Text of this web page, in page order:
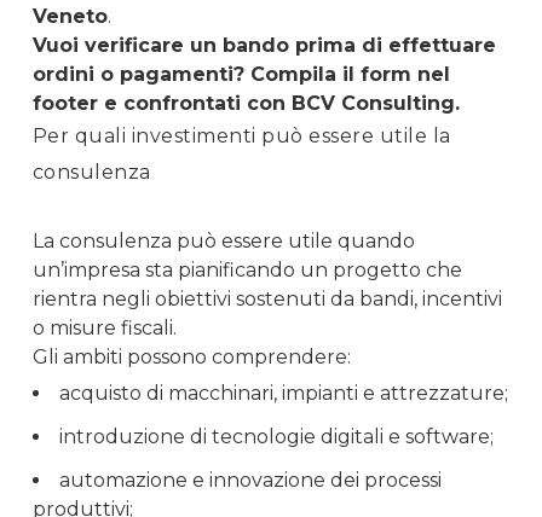
Veneto.
Vuoi verificare un bando prima di effettuare
ordini o pagamenti? Compila il form nel
footer e confrontati con BCV Consulting.
Per quali investimenti può essere utile la
consulenza
La consulenza può essere utile quando
un’impresa sta pianificando un progetto che
rientra negli obiettivi sostenuti da bandi, incentivi
o misure fiscali.
Gli ambiti possono comprendere:
acquisto di macchinari, impianti e attrezzature;
introduzione di tecnologie digitali e software;
automazione e innovazione dei processi
produttivi;